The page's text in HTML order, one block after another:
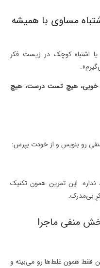
مساوی با همیشه
اشتباه کوچک در زیست فکر
خوبی، هیچ تست درست، هیچ
رو بنویس و از خودت بپرس:
بی‌مدرک.
و ۲ تا غلط، ذهن فقط همون غلط‌ها رو می‌بینه و